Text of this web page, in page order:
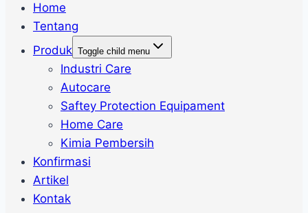
Home
Tentang
Produk Toggle child menu
Industri Care
Autocare
Saftey Protection Equipament
Home Care
Kimia Pembersih
Konfirmasi
Artikel
Kontak